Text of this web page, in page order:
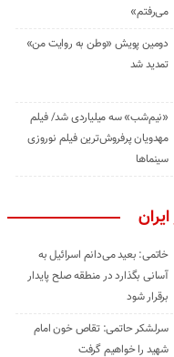
می‌رفتم»
دومین پویش «وطن به روایت من»
تمدید شد
«نیم‌شب» سه میلیاردی شد/ فیلم
مهدویان پرفروش‌ترین فیلم نوروزی
سینماها
خاتمی: بعید می‌دانم اسرائیل به
آسانی بگذارد در منطقه صلح پایدار
برقرار شود
سرلشکر حاتمی: تقاص خون امام
شهید را خواهیم گرفت